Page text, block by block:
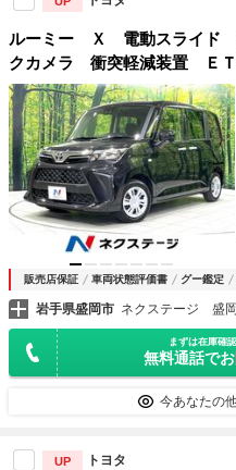
ルーミー Ｘ 電動スライド
クカメラ 衝突軽減装置 Ｅ
スソナー オートライト オー
リングストップ Ｂｌｕｅｔｏ
販売店保証 車両状態評価書 グー鑑定
岩手県盛岡市 ネクステージ 盛
まずは在庫確
無料通話で
今あなたの
UP トヨタ